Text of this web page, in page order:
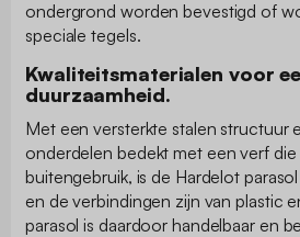
ondergrond worden bevestigd of
speciale tegels.
Kwaliteitsmaterialen voor
duurzaamheid.
Met een versterkte stalen structuur
onderdelen bedekt met een verf
buitengebruik, is de Hardelot
en de verbindingen zijn van plastic
parasol is daardoor handelbaar en